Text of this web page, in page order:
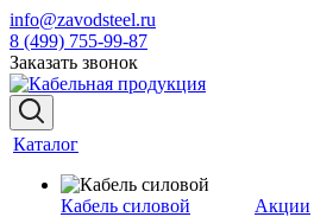
info@zavodsteel.ru
8 (499) 755-99-87
Заказать звонок
Каталог
Кабель силовой Акции